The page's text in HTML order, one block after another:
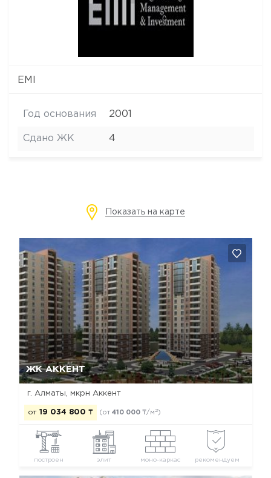
EMI
Год основания 2001
Сдано ЖК 4
Показать на карте
ЖК АККЕНТ
г. Алматы, мкрн Аккент
от 19 034 800 ₸ (от 410 000 ₸/м 2)
построен элит моно-каркас рекомендуем
Да, удалить Отмена